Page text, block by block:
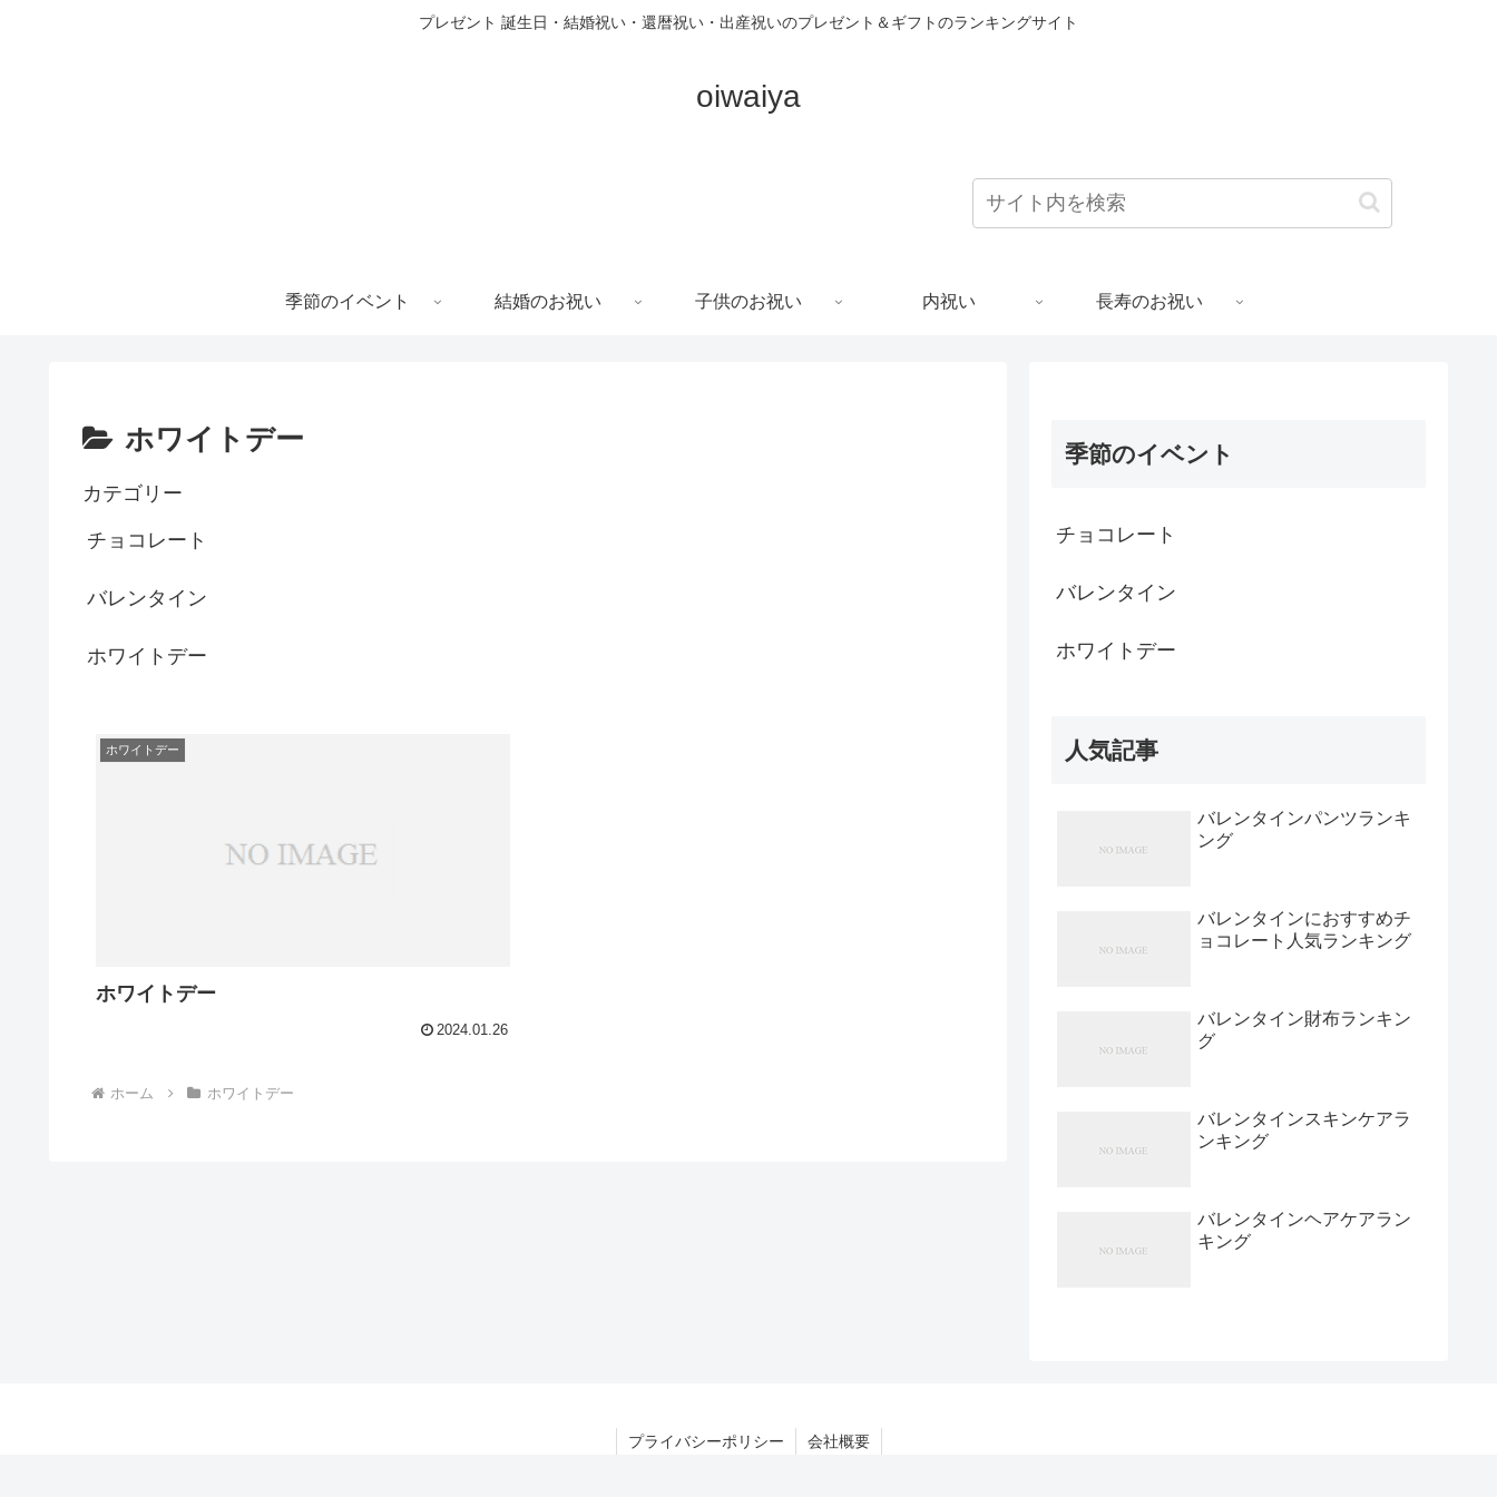
プレゼント 誕生日・結婚祝い・還暦祝い・出産祝いのプレゼント＆ギフトのランキングサイト
oiwaiya
季節のイベント 結婚のお祝い 子供のお祝い 内祝い 長寿のお祝い
ホワイトデー
カテゴリー
チョコレート
バレンタイン
ホワイトデー
ホワイトデー
ホワイトデー
2024.01.26
ホーム ホワイトデー
季節のイベント
チョコレート
バレンタイン
ホワイトデー
人気記事
バレンタインパンツランキ
ング
バレンタインにおすすめチ
ョコレート人気ランキング
バレンタイン財布ランキン
グ
バレンタインスキンケアラ
ンキング
バレンタインヘアケアラン
キング
プライバシーポリシー 会社概要